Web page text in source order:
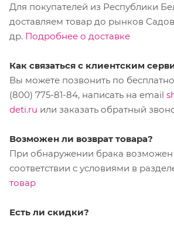
Для покупателей из Республики
доставляем товар до рынков
др. Подробнее о доставке
Как связаться с клиентским
Вы можете позвонить по
(800) 775-81-84, написать на email
deti.ru или заказать обратный
Возможен ли возврат товара?
При обнаружении брака возможен
соответствии с условиями в
товар
Есть ли скидки?